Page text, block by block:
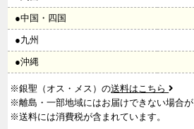
●中国・四国
●九州
●沖縄
※銀聖（オス・メス）の送料はこちら
※離島・一部地域にはお届けできない場合が
※送料には消費税が含まれています。